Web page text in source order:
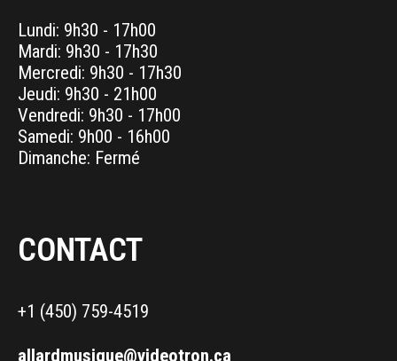
Lundi: 9h30 - 17h00
Mardi: 9h30 - 17h30
Mercredi: 9h30 - 17h30
Jeudi: 9h30 - 21h00
Vendredi: 9h30 - 17h00
Samedi: 9h00 - 16h00
Dimanche: Fermé
CONTACT
+1 (450) 759-4519
allardmusique@videotron.ca